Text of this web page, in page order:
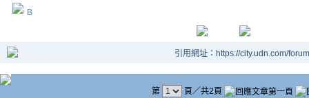
B
引用網址：https://city.udn.com/
第 頁／共2頁